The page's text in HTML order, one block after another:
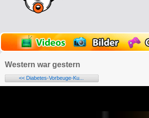
Western war gestern
<< Diabetes-Vorbeuge-Ku...